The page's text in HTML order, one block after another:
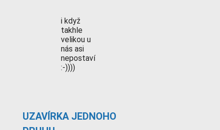
i když
takhle
velikou u
nás asi
nepostaví
:-))))
UZAVÍRKA JEDNOHO